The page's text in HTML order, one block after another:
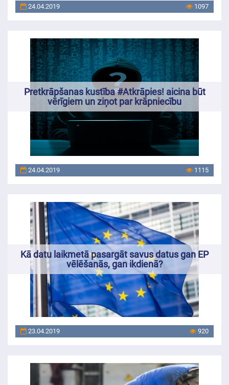
24.04.2019 1097
Pretkrāpšanas kustība #Atkrāpies! aicina būt
vērīgiem un ziņot par krāpniecību
24.04.2019 1115
Kā datu laikmetā pasargāt savus datus gan EP
vēlēšanās, gan ikdienā?
23.04.2019 920